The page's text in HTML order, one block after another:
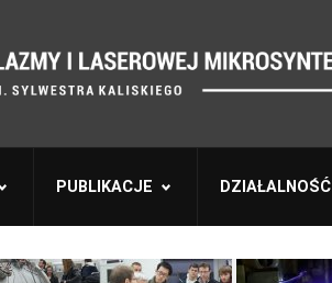
PUBLIKACJE DZIAŁALNOŚĆ